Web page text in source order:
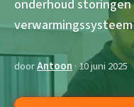
onderhoud
doorAntoon · 10 juni 2025